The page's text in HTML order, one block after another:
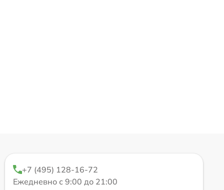
+7 (495) 128-16-72
Ежедневно с 9:00 до 21:00